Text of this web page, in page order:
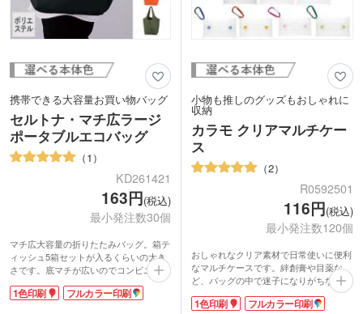
携帯できる大容量お買い物バッグ
セルトナ・マチ広ラージ
ポータブルエコバッグ
1
KD261421
163円(税込)
最小発注数30個
マチ広大容量の折りたたみバッグ。箱テ
ィッシュ5箱セットが入るくらいの大き
さです。底マチが広いのでコンビニ弁当
をフラットに入れられます。使わない時
は折りたたんでコンパクトに収納可能。
1色印刷 フルカラー印刷
小物も推しのグッズもおしゃれに
収納
カラモ クリアマルチケー
ス
2
R0592501
116円(税込)
最小発注数120個
おしゃれなクリア素材で日常使いに便利
なマルチケースです。絆創膏や目薬な
ど、バッグの中で迷子になりがちな小物
を収納できます。カラビナ付きでリュッ
クやベルトに取り付け可能。カラバリ豊
1色印刷 フルカラー印刷